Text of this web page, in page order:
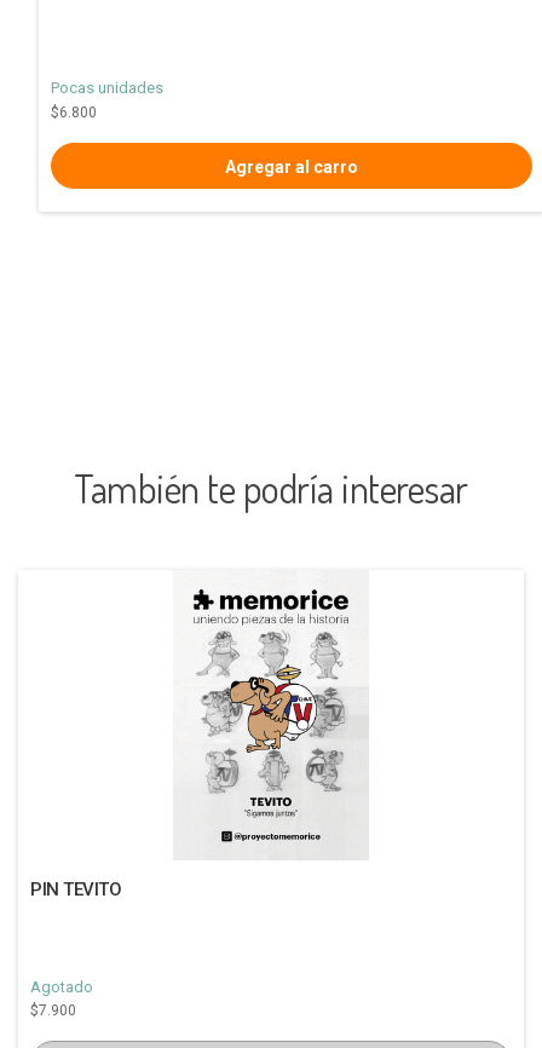
Pocas unidades
$6.800
También te podría interesar
PIN TEVITO
Agotado
$7.900